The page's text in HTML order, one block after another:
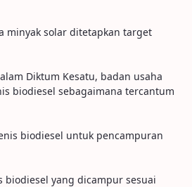
minyak solar ditetapkan target
Diktum Kesatu, badan usaha
biodiesel sebagaimana tercantum
biodiesel untuk pencampuran
biodiesel yang dicampur sesuai